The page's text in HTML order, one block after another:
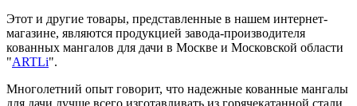
Этот и другие товары, представленные в нашем интернет-
магазине, являются продукцией завода-производителя
кованных мангалов для дачи в Москве и Московской области
"ARTLi".
Многолетний опыт говорит, что надежные кованные мангалы